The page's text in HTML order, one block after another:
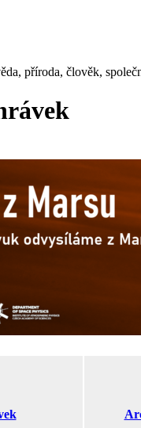
příroda, člověk,